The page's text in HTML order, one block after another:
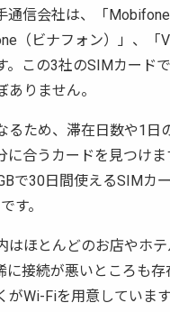
通信会社は、「
（ビナフォン）」、「
。この3社のSIMカード
りません。
るため、滞在日数や1日
に合うカードを見つけ
で30日間使えるSIMカ
す。
はほとんどのお店やホ
に接続が悪いところも存
がWi-Fiを用意していま